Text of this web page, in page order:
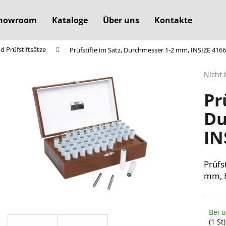
Kataloge Über uns Kontakte
Prüfstiftsätze Prüfstifte im Satz, Durchmesser 1-2 mm, INSIZE
Die
ist
0,0
von
5
Nicht
mm,
Bei
(1 St)
Was suchen Sie?
Wir empfehlen